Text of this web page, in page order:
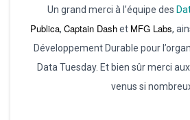
Un grand merci à l’équipe des
Publica, Captain Dashet MFG Labs,
Développement Durable pour
Data Tuesday. Et bien sûr merci
venus si